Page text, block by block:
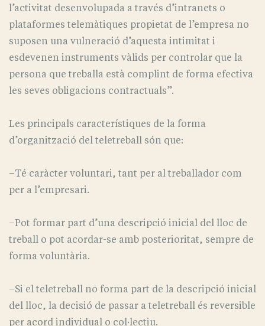
l’activitat desenvolupada a través d’intranets o
plataformes telemàtiques propietat de l’empresa no
suposen una vulneració d’aquesta intimitat i
esdevenen instruments vàlids per controlar que la
persona que treballa està complint de forma efectiva
les seves obligacions contractuals”.
Les principals característiques de la forma
d’organització del teletreball són que:
–Té caràcter voluntari, tant per al treballador com
per a l’empresari.
–Pot formar part d’una descripció inicial del lloc de
treball o pot acordar-se amb posterioritat, sempre de
forma voluntària.
–Si el teletreball no forma part de la descripció inicial
del lloc, la decisió de passar a teletreball és reversible
per acord individual o col·lectiu.